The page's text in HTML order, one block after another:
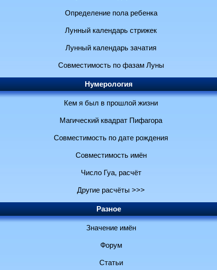
Определение пола ребенка
Лунный календарь стрижек
Лунный календарь зачатия
Совместимость по фазам Луны
Нумерология
Кем я был в прошлой жизни
Магический квадрат Пифагора
Совместимость по дате рождения
Совместимость имён
Число Гуа, расчёт
Другие расчёты >>>
Разное
Значение имён
Форум
Статьи